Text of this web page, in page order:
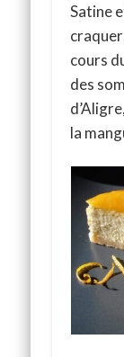
Satine
cours
des
la